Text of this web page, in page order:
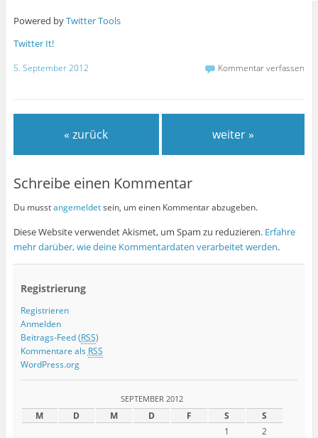
Powered byTwitter Tools
Twitter It!
5. September 2012 Kommentar verfassen
« zurück weiter »
Schreibe einen Kommentar
Du musstangemeldetsein, um einen Kommentar abzugeben.
Diese Website verwendet Akismet, um Spam zu reduzieren. Erfahre
mehr darüber, wie deine Kommentardaten verarbeitet werden.
Registrierung
Registrieren
Anmelden
Beitrags-Feed (RSS)
Kommentare als RSS
WordPress.org
SEPTEMBER 2012
M D M D F S S
1
2